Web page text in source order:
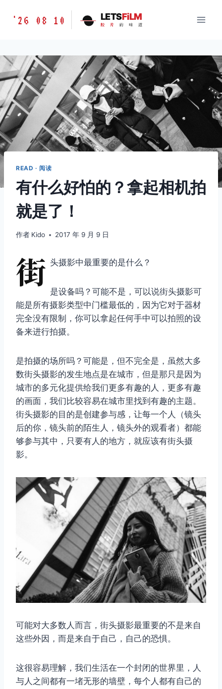
胶
味
道
LETSFILM
'26 08 10 LETSFiLM
胶 片 的 味 道
READ · 阅读
有什么好怕的？拿起相机拍
就是了！
作者 Kido 2017 年 9 月 9 日
街 头摄影中最重要的是什么？
是设备吗？可能不是，可以说街头摄影可
能是所有摄影类型中门槛最低的，因为它对于器材
完全没有限制，你可以拿起任何手中可以拍照的设
备来进行拍摄。
是拍摄的场所吗？可能是，但不完全是，虽然大多
数街头摄影的发生地点是在城市，但是那只是因为
城市的多元化提供给我们更多有趣的人，更多有趣
的画面，我们比较容易在城市里找到有趣的主题。
街头摄影的目的是创建参与感，让每一个人（镜头
后的你，镜头前的陌生人，镜头外的观看者）都能
够参与其中，只要有人的地方，就应该有街头摄
影。
可能对大多数人而言，街头摄影最重要的不是来自
这些外因，而是来自于自己，自己的恐惧。
这很容易理解，我们生活在一个封闭的世界里，人
与人之间都有一堵无形的墙壁，每个人都有自己的